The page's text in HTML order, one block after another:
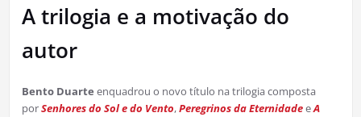
A trilogia e a motivação do
autor
Bento Duarte enquadrou o novo título na trilogia composta
porSenhores do Sol e do Vento,Peregrinos da EternidadeeA